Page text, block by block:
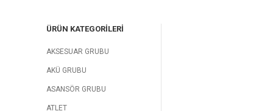
ÜRÜN KATEGORILERI
AKSESUAR GRUBU
AKÜ GRUBU
ASANSÖR GRUBU
ATLET